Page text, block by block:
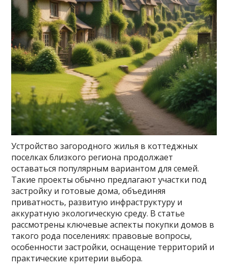
Устройство загородного жилья в коттеджных
поселках близкого региона продолжает
оставаться популярным вариантом для семей.
Такие проекты обычно предлагают участки под
застройку и готовые дома, объединяя
приватность, развитую инфраструктуру и
аккуратную экологическую среду. В статье
рассмотрены ключевые аспекты покупки домов в
такого рода поселениях: правовые вопросы,
особенности застройки, оснащение территорий и
практические критерии выбора.